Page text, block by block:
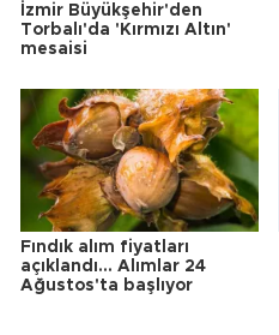
İzmir Büyükşehir'den
Torbalı'da 'Kırmızı Altın'
mesaisi
Fındık alım fiyatları
açıklandı... Alımlar 24
Ağustos'ta başlıyor